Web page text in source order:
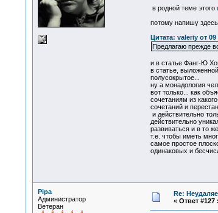
в родной теме этого
потому напишу
Цитата: valeriy от
Предлагаю прежде
и в статье Фанг-Ю
в статье,
полусокрытое...
ну а монадология
вот только... как
сочетаниям из
сочетаний и
и действительно
действительно
развиваться и в то
т.е. чтобы иметь
самое простое
одинаковых и
Pipa
Администратор
Ветеран
Re:
« Ответ #127 :